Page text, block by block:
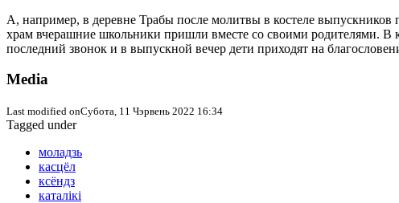
А, например, в деревне Трабы после молитвы в костеле
храм вчерашние школьники пришли вместе со своими родителями. В
последний звонок и в выпускной вечер дети приходят на
Media
Last modified onСубота, 11 Чэрвень 2022 16:34
Tagged under
моладзь
касцёл
ксёндз
каталікі